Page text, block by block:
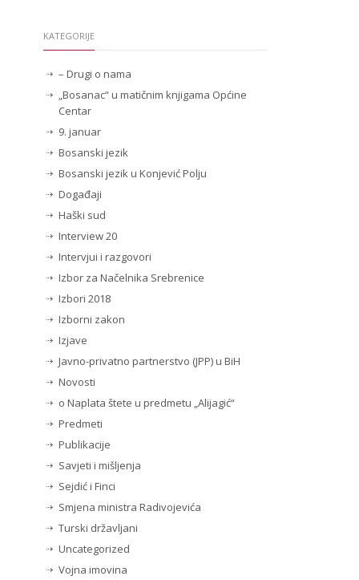
KATEGORIJE
– Drugi o nama
„Bosanac“ u matičnim knjigama Općine
Centar
9. januar
Bosanski jezik
Bosanski jezik u Konjević Polju
Događaji
Haški sud
Interview 20
Intervjui i razgovori
Izbor za Načelnika Srebrenice
Izbori 2018
Izborni zakon
Izjave
Javno-privatno partnerstvo (JPP) u BiH
Novosti
o Naplata štete u predmetu „Alijagić“
Predmeti
Publikacije
Savjeti i mišljenja
Sejdić i Finci
Smjena ministra Radivojevića
Turski državljani
Uncategorized
Vojna imovina